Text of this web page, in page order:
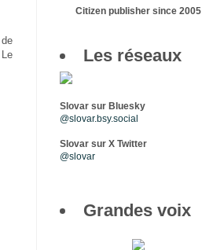
Citizen publisher since 2005
Les réseaux
Slovar sur Bluesky
@slovar.bsy.social
Slovar sur X Twitter
@slovar
Grandes voix